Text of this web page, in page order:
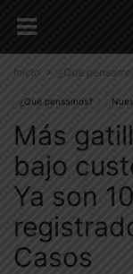
Inicio ¿Qué
¿Qué pensamos?
Situación Nacional
Más
bajo
Ya son
Casos